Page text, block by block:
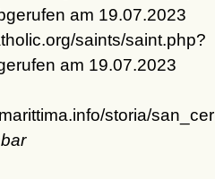
am 19.07.2023
saints/saint.php?
am 19.07.2023
storia/